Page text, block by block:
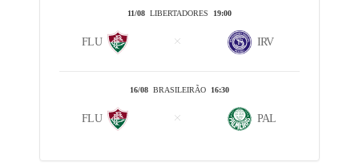
11/08LIBERTADORES 19:00
FLU IRV
16/08BRASILEIRÃO 16:30
FLU PAL